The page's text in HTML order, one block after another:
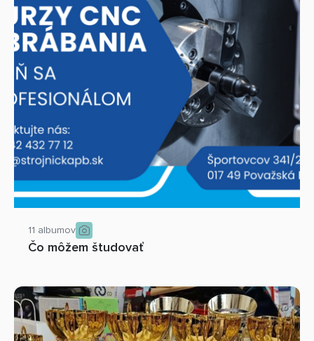
11 albumov
Čo môžem študovať